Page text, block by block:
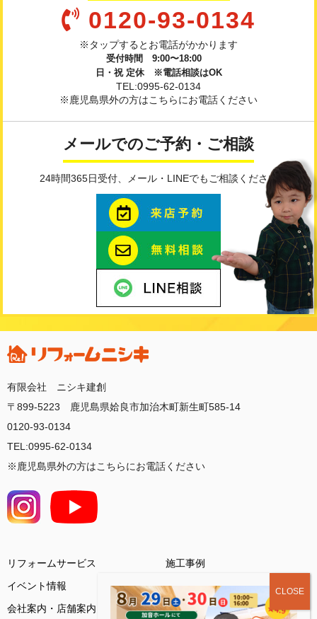
0120-93-0134
※タップするとお電話がかかります
受付時間 9:00〜18:00
日・祝 定休 ※電話相談はOK
TEL:0995-62-0134
※鹿児島県外の方はこちらにお電話ください
メールでのご予約・ご相談
24時間365日受付、メール・LINEでもご相談ください
有限会社 ニシキ建創
〒899-5223 鹿児島県姶良市加治木町新生町585-14
0120-93-0134
TEL:0995-62-0134
※鹿児島県外の方はこちらにお電話ください
リフォームサービス
施工事例
イベント情報
会社案内・店舗案内
お客様の声